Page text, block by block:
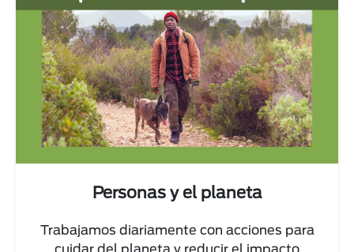
Personas y el planeta
Trabajamos diariamente con acciones para
cuidar del planeta y reducir el impacto